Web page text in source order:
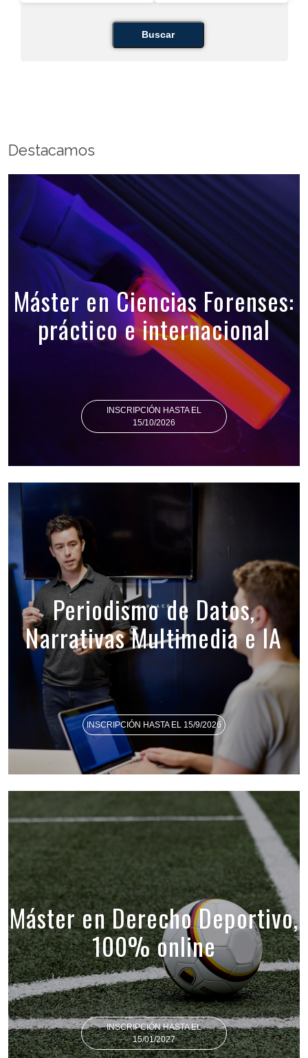
Buscar
Destacamos
Máster en Ciencias Forenses:
práctico e internacional
INSCRIPCIÓN HASTA EL
15/10/2026
Periodismo de Datos,
Narrativas Multimedia e IA
INSCRIPCIÓN HASTA EL 15/9/2026
Máster en Derecho Deportivo,
100% online
INSCRIPCIÓN HASTA EL
15/01/2027